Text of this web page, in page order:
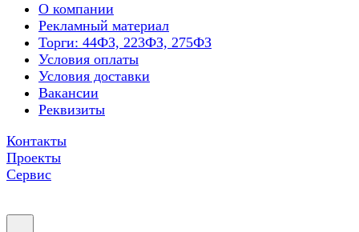
О компании
Рекламный материал
Торги: 44ФЗ, 223ФЗ, 275ФЗ
Условия оплаты
Условия доставки
Вакансии
Реквизиты
Контакты
Проекты
Сервис